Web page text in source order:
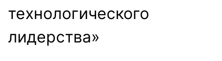
технологического
лидерства»